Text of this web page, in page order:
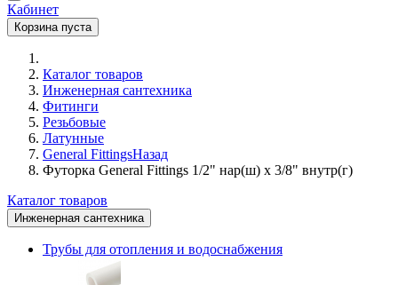
Кабинет
Корзина пуста
Каталог товаров
Инженерная сантехника
Фитинги
Резьбовые
Латунные
General FittingsНазад
Футорка General Fittings 1/2" нар(ш) х 3/8" внутр(г)
Каталог товаров
Инженерная сантехника
Трубы для отопления и водоснабжения